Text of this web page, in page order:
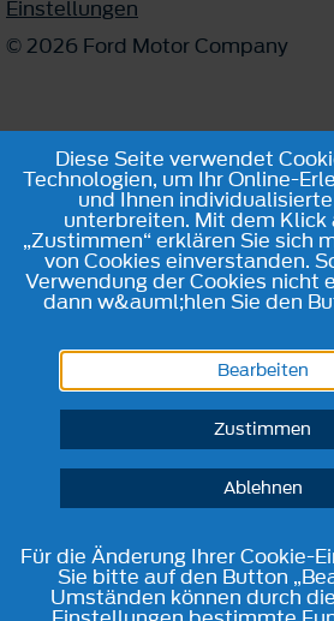
Einstellungen
© 2026 Ford Motor Company
Diese Seite verwendet
Technologien, um Ihr Online-
und Ihnen
unterbreiten. Mit dem Klick
„Zustimmen“ erklären Sie sich
von Cookies einverstanden.
Verwendung der Cookies nicht
dann w&auml;hlen Sie den
Bearbeiten
Zustimmen
Ablehnen
Für die Änderung Ihrer Cookie-
Sie bitte auf den Button
Umständen können durch